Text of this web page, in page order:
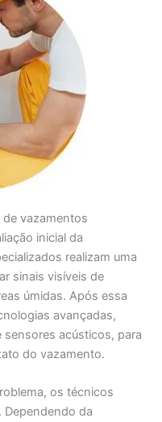
vazamentos
inicial da
realizam uma
sinais visíveis de
úmidas. Após essa
avançadas,
acústicos, para
do vazamento.
os técnicos
Dependendo da